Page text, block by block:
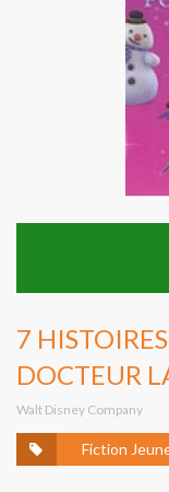
7
DOCTEUR
Walt Disney Company
Fiction